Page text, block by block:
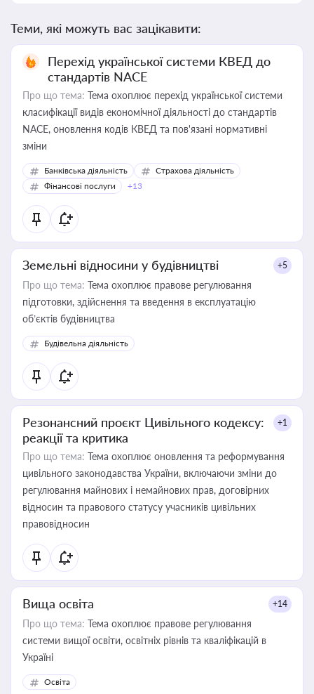
Теми, які можуть вас зацікавити:
Перехід української системи КВЕД до
стандартів NACE
Про що тема: Тема охоплює перехід української системи
класифікації видів економічної діяльності до стандартів
NACE, оновлення кодів КВЕД та пов'язані нормативні
зміни
Банківська діяльність
Страхова діяльність
Фінансові послуги
+13
Земельні відносини у будівництві +5
Про що тема: Тема охоплює правове регулювання
підготовки, здійснення та введення в експлуатацію
об’єктів будівництва
Будівельна діяльність
Резонансний проєкт Цивільного кодексу:
реакції та критика
+1
Про що тема: Тема охоплює оновлення та реформування
цивільного законодавства України, включаючи зміни до
регулювання майнових і немайнових прав, договірних
відносин та правового статусу учасників цивільних
правовідносин
Вища освіта +14
Про що тема: Тема охоплює правове регулювання
системи вищої освіти, освітніх рівнів та кваліфікацій в
Україні
Освіта